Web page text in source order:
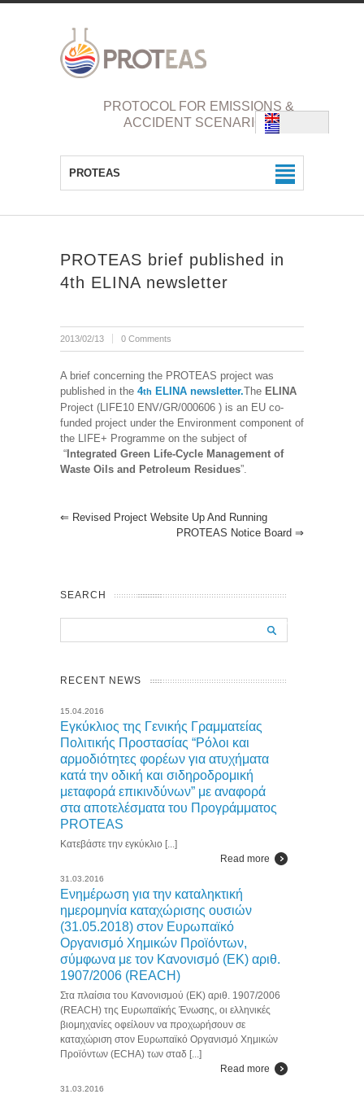
PROTOCOL FOR EMISSIONS &
ACCIDENT SCENARIOS
PROTEAS
PROTEAS brief published in
4th ELINA newsletter
2013/02/13 0 Comments
A brief concerning the PROTEAS project was
published in the 4th ELINA newsletter.The ELINA
Project (LIFE10 ENV/GR/000606 ) is an EU co-
funded project under the Environment component of
the LIFE+ Programme on the subject of
“ Integrated Green Life-Cycle Management of
Waste Oils and Petroleum Residues”.
⇐ Revised Project Website Up And Running
PROTEAS Notice Board ⇒
SEARCH
RECENT NEWS
15.04.2016
Εγκύκλιος της Γενικής Γραμματείας
Πολιτικής Προστασίας “Ρόλοι και
αρμοδιότητες φορέων για ατυχήματα
κατά την οδική και σιδηροδρομική
μεταφορά επικινδύνων” με αναφορά
στα αποτελέσματα του Προγράμματος
PROTEAS
Κατεβάστε την εγκύκλιο [...]
Read more
31.03.2016
Ενημέρωση για την καταληκτική
ημερομηνία καταχώρισης ουσιών
(31.05.2018) στον Ευρωπαϊκό
Οργανισμό Χημικών Προϊόντων,
σύμφωνα με τον Κανονισμό (ΕΚ) αριθ.
1907/2006 (REACH)
Στα πλαίσια του Κανονισμού (ΕΚ) αριθ. 1907/2006
(REACH) της Ευρωπαϊκής Ένωσης, οι ελληνικές
βιομηχανίες οφείλουν να προχωρήσουν σε
καταχώριση στον Ευρωπαϊκό Οργανισμό Χημικών
Προϊόντων (ECHA) των σταδ [...]
Read more
31.03.2016